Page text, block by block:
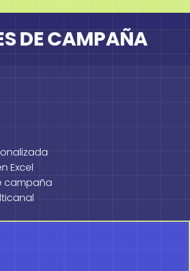
DE CAMPAÑA
Excel
campaña